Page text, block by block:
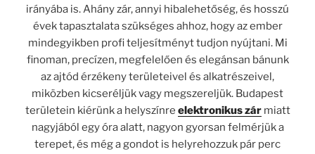
irányába is. Ahány zár, annyi hibalehetőség, és hosszú
évek tapasztalata szükséges ahhoz, hogy az ember
mindegyikben profi teljesítményt tudjon nyújtani. Mi
finoman, precízen, megfelelően és elegánsan bánunk
az ajtód érzékeny területeivel és alkatrészeivel,
miközben kicseréljük vagy megszereljük. Budapest
területein kiérünk a helyszínre elektronikus zármiatt
nagyjából egy óra alatt, nagyon gyorsan felmérjük a
terepet, és még a gondot is helyrehozzuk pár perc